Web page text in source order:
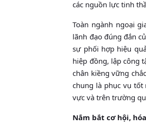
các nguồn lực tinh
Toàn ngành ngoại
lãnh đạo đúng đắn
sự phối hợp hiệu
hiệp đồng, lập công
chân kiềng vững
chung là phục vụ tốt
vực và trên trường
Nắm bắt cơ hội,